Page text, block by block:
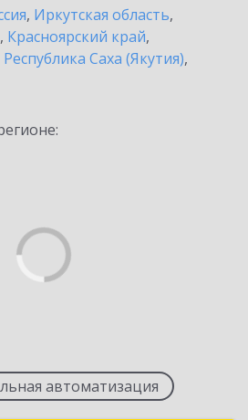
, Иркутская область,
, Красноярский край,
Республика Саха (Якутия),
автоматизация